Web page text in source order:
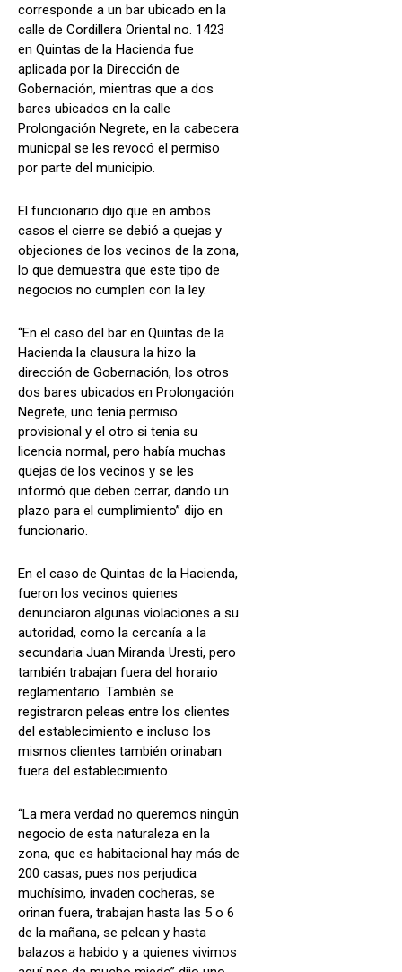
corresponde a un bar ubicado en la
calle de Cordillera Oriental no. 1423
en Quintas de la Hacienda fue
aplicada por la Dirección de
Gobernación, mientras que a dos
bares ubicados en la calle
Prolongación Negrete, en la cabecera
municpal se les revocó el permiso
por parte del municipio.
El funcionario dijo que en ambos
casos el cierre se debió a quejas y
objeciones de los vecinos de la zona,
lo que demuestra que este tipo de
negocios no cumplen con la ley.
“En el caso del bar en Quintas de la
Hacienda la clausura la hizo la
dirección de Gobernación, los otros
dos bares ubicados en Prolongación
Negrete, uno tenía permiso
provisional y el otro si tenia su
licencia normal, pero había muchas
quejas de los vecinos y se les
informó que deben cerrar, dando un
plazo para el cumplimiento” dijo en
funcionario.
En el caso de Quintas de la Hacienda,
fueron los vecinos quienes
denunciaron algunas violaciones a su
autoridad, como la cercanía a la
secundaria Juan Miranda Uresti, pero
también trabajan fuera del horario
reglamentario. También se
registraron peleas entre los clientes
del establecimiento e incluso los
mismos clientes también orinaban
fuera del establecimiento.
“La mera verdad no queremos ningún
negocio de esta naturaleza en la
zona, que es habitacional hay más de
200 casas, pues nos perjudica
muchísimo, invaden cocheras, se
orinan fuera, trabajan hasta las 5 o 6
de la mañana, se pelean y hasta
balazos a habido y a quienes vivimos